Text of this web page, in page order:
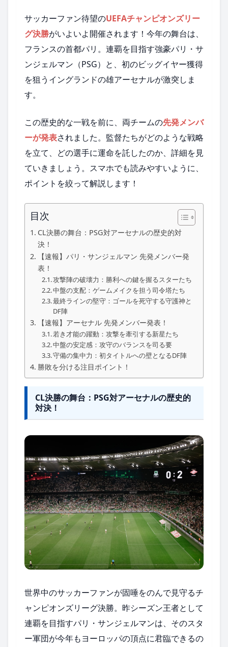
サッカーファン待望のUEFAチャンピオンズリー
グ決勝がいよいよ開催されます！今年の舞台は、
フランスの首都パリ。連覇を目指す強豪パリ・サ
ンジェルマン（PSG）と、初のビッグイヤー獲得
を狙うイングランドの雄アーセナルが激突しま
す。
この歴史的な一戦を前に、両チームの先発メンバ
ーが発表されました。監督たちがどのような戦略
を立て、どの選手に運命を託したのか、詳細を見
ていきましょう。スマホでも読みやすいように、
ポイントを絞って解説します！
目次
CL決勝の舞台：PSG対アーセナルの歴史的対
決！
【速報】パリ・サンジェルマン 先発メンバー発
表！
攻撃陣の破壊力：勝利への鍵を握るスターたち
中盤の支配：ゲームメイクを担う司令塔たち
最終ラインの堅守：ゴールを死守する守護神と
DF陣
【速報】アーセナル 先発メンバー発表！
若き才能の躍動：攻撃を牽引する新星たち
中盤の安定感：攻守のバランスを司る要
守備の集中力：初タイトルへの壁となるDF陣
勝敗を分ける注目ポイント！
CL決勝の舞台：PSG対アーセナルの歴史的
対決！
世界中のサッカーファンが固唾をのんで見守るチ
ャンピオンズリーグ決勝。昨シーズン王者として
連覇を目指すパリ・サンジェルマンは、そのスタ
ー軍団が今年もヨーロッパの頂点に君臨できるの